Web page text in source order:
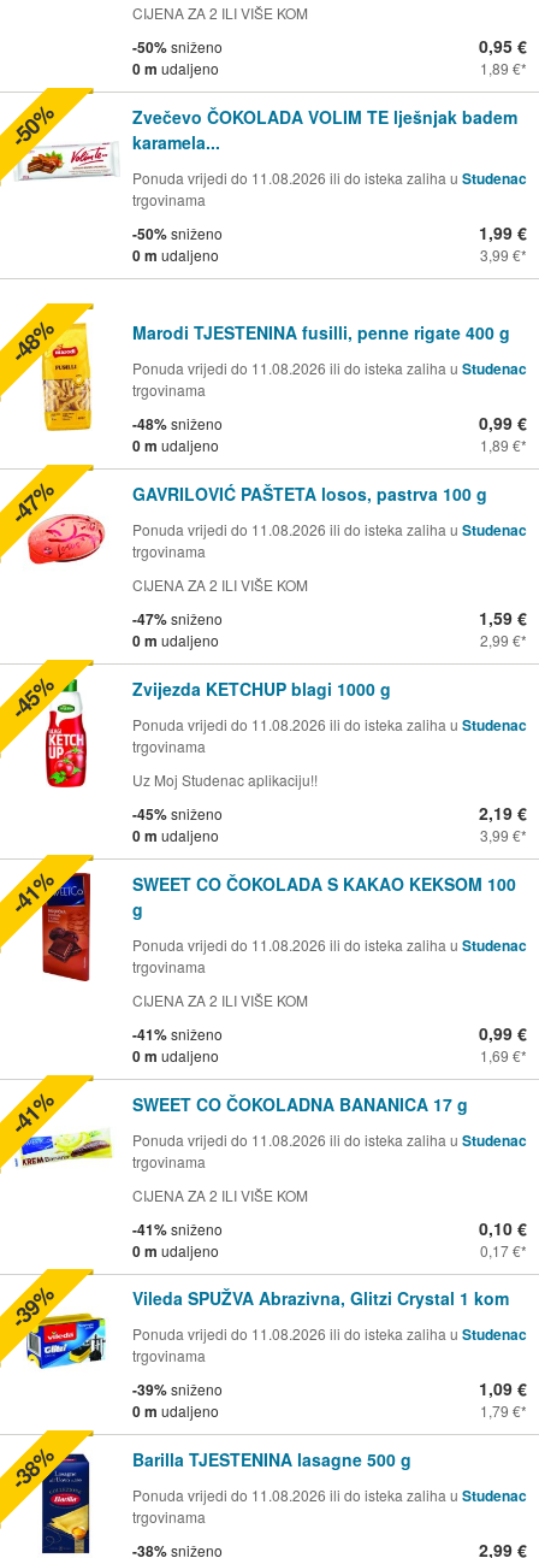
CIJENA ZA 2 ILI VIŠE KOM
-50%sniženo
0 m udaljeno
0,95 €
1,89 €
Zvečevo ČOKOLADA VOLIM TE lješnjak badem
karamela...
Ponuda vrijedi do 11.08.2026 ili do isteka zaliha u Studenac
trgovinama
-50%sniženo
0 m udaljeno
1,99 €
3,99 €
-50%
Marodi TJESTENINA fusilli, penne rigate 400 g
Ponuda vrijedi do 11.08.2026 ili do isteka zaliha u Studenac
trgovinama
-48%sniženo
0 m udaljeno
0,99 €
1,89 €
-48%
GAVRILOVIĆ PAŠTETA losos, pastrva 100 g
Ponuda vrijedi do 11.08.2026 ili do isteka zaliha u Studenac
trgovinama
CIJENA ZA 2 ILI VIŠE KOM
-47%sniženo
0 m udaljeno
1,59 €
2,99 €
-47%
Zvijezda KETCHUP blagi 1000 g
Ponuda vrijedi do 11.08.2026 ili do isteka zaliha u Studenac
trgovinama
Uz Moj Studenac aplikaciju!!
-45%sniženo
0 m udaljeno
2,19 €
3,99 €
-45%
SWEET CO ČOKOLADA S KAKAO KEKSOM 100
g
Ponuda vrijedi do 11.08.2026 ili do isteka zaliha u Studenac
trgovinama
CIJENA ZA 2 ILI VIŠE KOM
-41%sniženo
0 m udaljeno
0,99 €
1,69 €
-41%
SWEET CO ČOKOLADNA BANANICA 17 g
Ponuda vrijedi do 11.08.2026 ili do isteka zaliha u Studenac
trgovinama
CIJENA ZA 2 ILI VIŠE KOM
-41%sniženo
0 m udaljeno
0,10 €
0,17 €
-41%
Vileda SPUŽVA Abrazivna, Glitzi Crystal 1 kom
Ponuda vrijedi do 11.08.2026 ili do isteka zaliha u Studenac
trgovinama
-39%sniženo
0 m udaljeno
1,09 €
1,79 €
-39%
Barilla TJESTENINA lasagne 500 g
Ponuda vrijedi do 11.08.2026 ili do isteka zaliha u Studenac
trgovinama
-38%sniženo 2,99 €
-38%